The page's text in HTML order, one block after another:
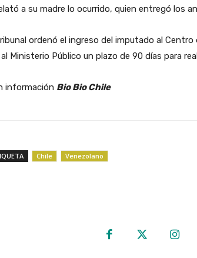
a su madre lo ocurrido, quien entregó los
ordenó el ingreso del imputado al
Ministerio Público un plazo de 90 días para
información Bio Bio Chile
Chile Venezolano